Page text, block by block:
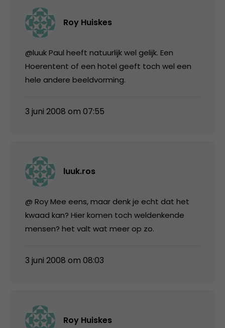
Roy Huiskes
@luuk Paul heeft natuurlijk wel gelijk. Een
Hoerentent of een hotel geeft toch wel een
hele andere beeldvorming.
3 juni 2008 om 07:55
luuk.ros
@ Roy Mee eens, maar denk je echt dat het
kwaad kan? Hier komen toch weldenkende
mensen? het valt wat meer op zo.
3 juni 2008 om 08:03
Roy Huiskes